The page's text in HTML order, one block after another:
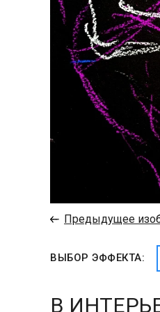
← Предыдущее
ВЫБОР ЭФФЕКТА:
В